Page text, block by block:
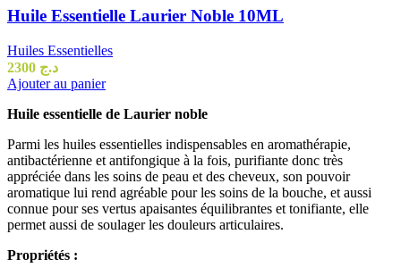
Huile Essentielle Laurier Noble 10ML
Huiles Essentielles
د.ج
Ajouter au panier
Huile essentielle de Laurier noble
Parmi les huiles essentielles indispensables en aromathérapie,
antibactérienne et antifongique à la fois, purifiante donc très
appréciée dans les soins de peau et des cheveux, son pouvoir
aromatique lui rend agréable pour les soins de la bouche, et aussi
connue pour ses vertus apaisantes équilibrantes et tonifiante, elle
permet aussi de soulager les douleurs articulaires.
Propriétés :